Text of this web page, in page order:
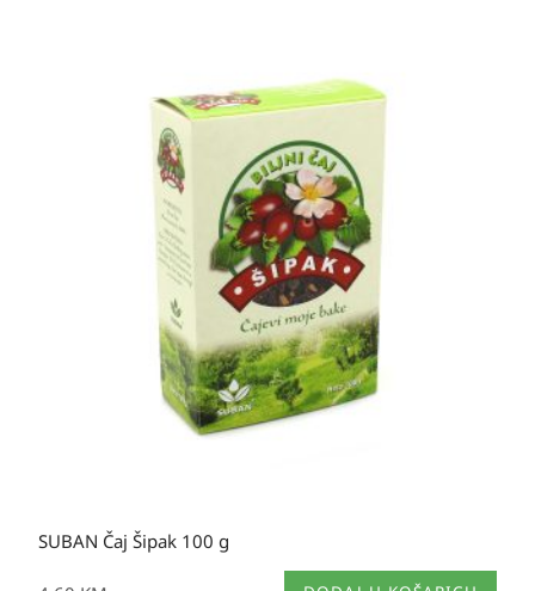
SUBAN Čaj Šipak 100 g